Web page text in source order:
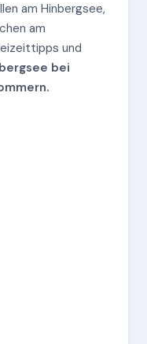
am Hinbergsee,
am
und
bei